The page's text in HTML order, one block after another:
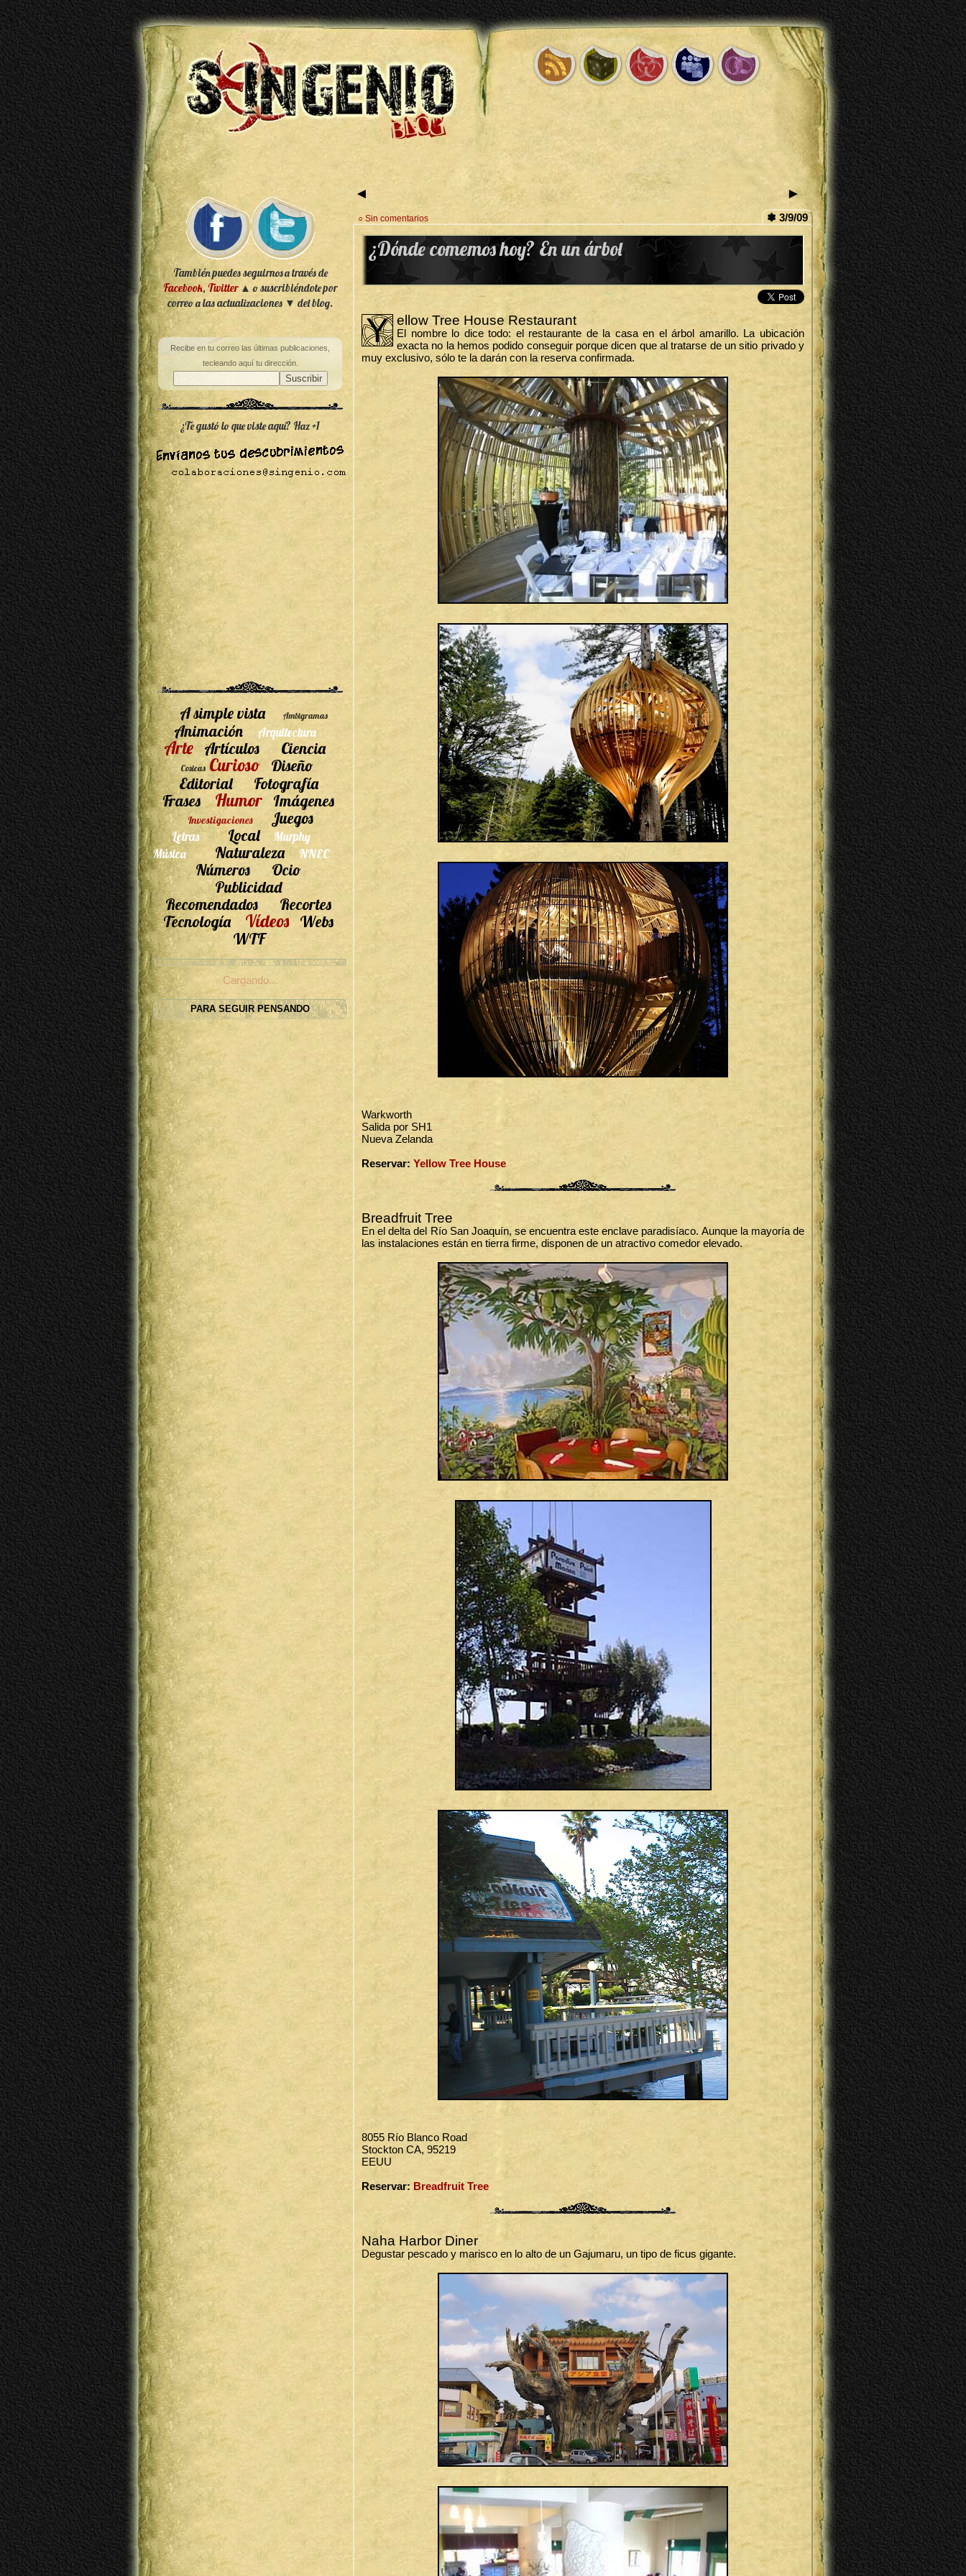
◄ ►
✽ 3/9/09
○ Sin comentarios
¿Dónde comemos hoy? En un árbol
Yellow Tree House Restaurant
El nombre lo dice todo: el restaurante de la casa en el árbol amarillo. La ubicación
exacta no la hemos podido conseguir porque dicen que al tratarse de un sitio privado y
muy exclusivo, sólo te la darán con la reserva confirmada.
Warkworth
Salida por SH1
Nueva Zelanda
Reservar: Yellow Tree House
Breadfruit Tree
En el delta del Río San Joaquín, se encuentra este enclave paradisíaco. Aunque la mayoría de
las instalaciones están en tierra firme, disponen de un atractivo comedor elevado.
8055 Río Blanco Road
Stockton CA, 95219
EEUU
Reservar: Breadfruit Tree
Naha Harbor Diner
Degustar pescado y marisco en lo alto de un Gajumaru, un tipo de ficus gigante.
También puedes seguirnos a través de
Facebook,Twitter▲ o suscribiéndote por
correo a las actualizaciones ▼ del blog.
Recibe en tu correo las últimas publicaciones,
tecleando aquí tu dirección.
¿Te gustó lo que viste aquí? Haz +1
A simple vista Ambigramas
Animación Arquitectura
Arte Artículos Ciencia
Cosicas Curioso
Diseño
Editorial
Fotografía
Frases
Humor Imágenes
Investigaciones Juegos
Letras Local
Murphy
Música
Naturaleza NNEC
Números
Ocio
Publicidad
Recomendados
Recortes
Tecnología
Vídeos Webs
WTF
Cargando...
PARA SEGUIR PENSANDO